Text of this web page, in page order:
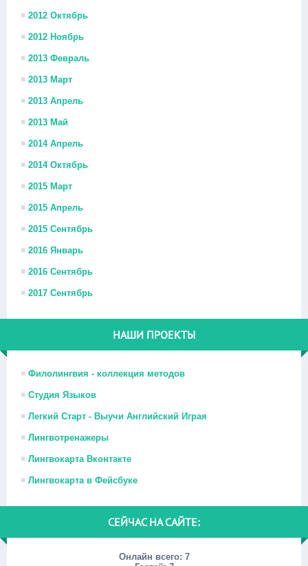
2012 Октябрь
2012 Ноябрь
2013 Февраль
2013 Март
2013 Апрель
2013 Май
2014 Апрель
2014 Октябрь
2015 Март
2015 Апрель
2015 Сентябрь
2016 Январь
2016 Сентябрь
2017 Сентябрь
НАШИ ПРОЕКТЫ
Филолингвия - коллекция методов
Студия Языков
Легкий Старт - Выучи Английский Играя
Лингвотренажеры
Лингвокарта Вконтакте
Лингвокарта в Фейсбуке
СЕЙЧАС НА САЙТЕ:
Онлайн всего: 7